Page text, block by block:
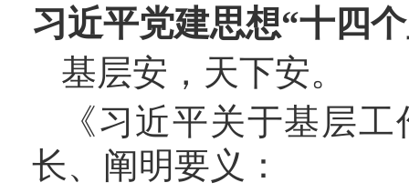
习近平党建思想“十四
基层安，天下安。
《习近平关于基层
长、阐明要义：